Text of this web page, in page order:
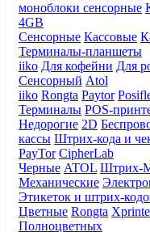
моноблоки сенсорные
4GB
Сенсорные Кассовые
Терминалы-планшеты
iiko Для кофейни Для
Сенсорный Atol
iiko Rongta Paytor
Терминалы POS-
Недорогие 2D
кассы Штрих-кода и
PayTor CipherLab
Черные ATOL Штрих-
Механические
Этикеток и штрих-
Цветные Rongta
Полноцветных